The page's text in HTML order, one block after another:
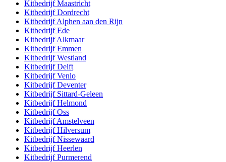
KitbedrijfMaastricht
KitbedrijfDordrecht
KitbedrijfAlphen aan den Rijn
KitbedrijfEde
KitbedrijfAlkmaar
KitbedrijfEmmen
KitbedrijfWestland
KitbedrijfDelft
KitbedrijfVenlo
KitbedrijfDeventer
Kitbedrijf Sittard-Geleen
KitbedrijfHelmond
KitbedrijfOss
KitbedrijfAmstelveen
KitbedrijfHilversum
KitbedrijfNissewaard
KitbedrijfHeerlen
KitbedrijfPurmerend